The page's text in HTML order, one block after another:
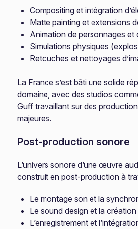
Compositing et intégration
Matte painting et extensions
Animation de personnages et
Simulations physiques
Retouches et nettoyages
La France s’est bâti une solide
domaine, avec des studios
Guff travaillant sur des
majeures.
Post-production sonore
L’univers sonore d’une œuvre
construit en post-production à
Le montage son et la
Le sound design et la création
L’enregistrement et